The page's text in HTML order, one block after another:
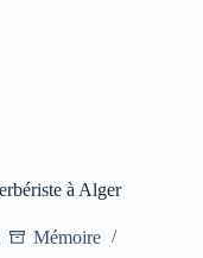
à Alger
Mémoire